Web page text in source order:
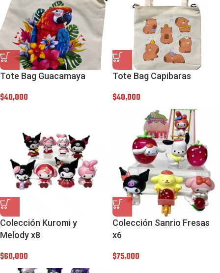
Tote Bag Guacamaya
$40,000
Tote Bag Capibaras
$40,000
Colección Kuromi y
Melody x8
$60,000
Colección Sanrio Fresas
x6
$75,000